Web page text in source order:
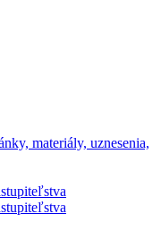
materiály, uznesenia,